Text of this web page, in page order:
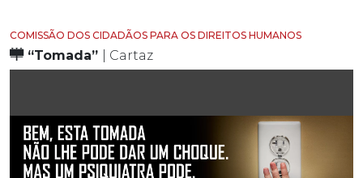
COMISSÃO DOS CIDADÃOS PARA OS DIREITOS HUMANOS
“Tomada” | Cartaz